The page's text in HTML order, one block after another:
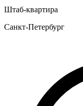
Штаб-квартира
Санкт-Петербург